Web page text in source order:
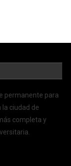
permanente para
ciudad de
completa y